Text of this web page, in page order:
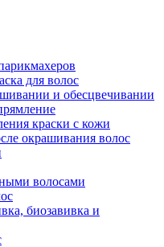
для волос
и обесцвечивании
краски с кожи
окрашивания волос
волосами
биозавивка и